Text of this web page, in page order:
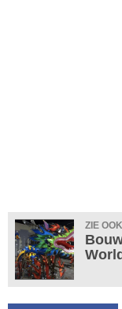
ZIE OOK